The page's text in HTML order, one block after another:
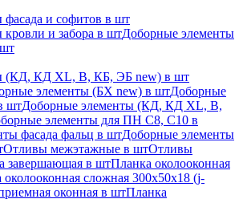
и софитов в шт
и забора в штДоборные элементы
(КД, КД XL, В, КБ, ЭБ new) в шт
элементы (БХ new) в штДоборные
штДоборные элементы (КД, КД XL, В,
элементы для ПН С8, С10 в
фасада фальц в штДоборные элементы
Отливы межэтажные в штОтливы
завершающая в штПланка околооконная
сложная 300х50х18 (j-
оконная в штПланка